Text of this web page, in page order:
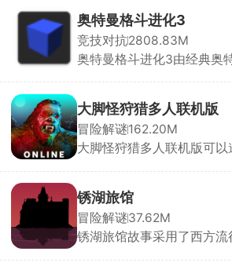
一面才可获得相应的资源。
源购买各种各样的道具来翻
此循环，收益越来越多。
奥特曼格斗进化3
竞技对抗2808.83M
奥特曼格斗进化3由经典奥
对战体验。在游戏中，玩家
历代经典奥特曼参战，在城
野、外星基地等经典战场中
宇宙人展开激烈对决。
大脚怪狩猎多人联机版
冒险解谜162.20M
大脚怪狩猎多人联机版可以
情况，则有一名好友需要扮
其余的都是猎人，在丛林里
激的生存冒险，一边探索一
源，使用手中的武器去狩猎
锈湖旅馆
冒险解谜37.62M
锈湖旅馆故事采用了西方流